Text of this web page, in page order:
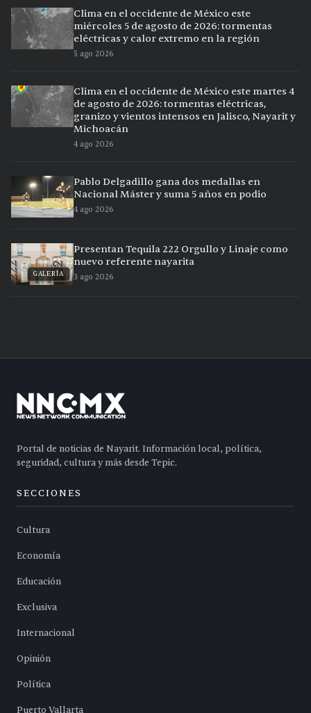
Clima en el occidente de México este
miércoles 5 de agosto de 2026: tormentas
eléctricas y calor extremo en la región
5 ago 2026
Clima en el occidente de México este martes 4
de agosto de 2026: tormentas eléctricas,
granizo y vientos intensos en Jalisco, Nayarit y
Michoacán
4 ago 2026
Pablo Delgadillo gana dos medallas en
Nacional Máster y suma 5 años en podio
4 ago 2026
GALERÍA
Presentan Tequila 222 Orgullo y Linaje como
nuevo referente nayarita
3 ago 2026
Portal de noticias de Nayarit. Información local, política,
seguridad, cultura y más desde Tepic.
SECCIONES
Cultura
Economía
Educación
Exclusiva
Internacional
Opinión
Política
Puerto Vallarta